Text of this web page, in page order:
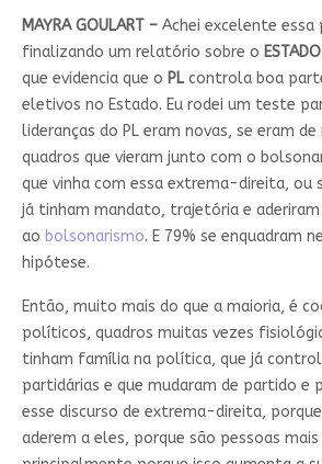
MAYRA GOULART –Achei excelente essa
finalizando um relatório sobre o
que evidencia que o PLcontrola boa
eletivos no Estado. Eu rodei um teste
lideranças do PL eram novas, se eram de
quadros que vieram junto com o
que vinha com essa extrema-direita, ou
já tinham mandato, trajetória e aderiram
ao bolsonarismo. E 79% se enquadram
hipótese.
Então, muito mais do que a maioria, é
políticos, quadros muitas vezes
tinham família na política, que já
partidárias e que mudaram de partido e
esse discurso de extrema-direita,
aderem a eles, porque são pessoas